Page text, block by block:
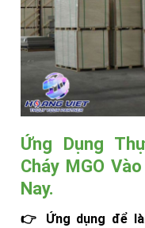
Ứng Dụng
Cháy MGO
Nay.
👉 Ứng dụng để